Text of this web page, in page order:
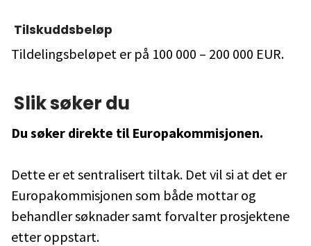
Tilskuddsbeløp
Tildelingsbeløpet er på 100 000 – 200 000 EUR.
Slik søker du
Du søker direkte til Europakommisjonen.
Dette er et sentralisert tiltak. Det vil si at det er
Europakommisjonen som både mottar og
behandler søknader samt forvalter prosjektene
etter oppstart.